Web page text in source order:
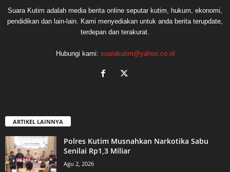
Suara Kutim adalah media berita online seputar kutim, hukum, ekonomi,
pendidikan dan lain-lain. Kami menyediakan untuk anda berita terupdate,
terdepan dan terakurat.
Hubungi kami: suarakutim@yahoo.co.id
ARTIKEL LAINNYA
Polres Kutim Musnahkan Narkotika Sabu
Senilai Rp1,3 Miliar
Agu 2, 2026